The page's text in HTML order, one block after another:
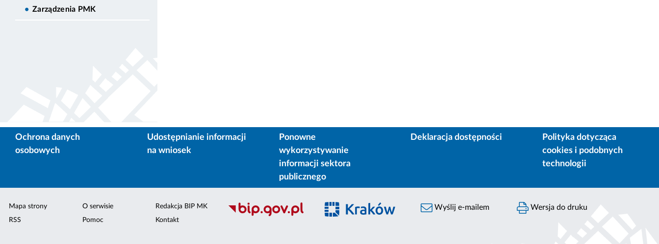
Zarządzenia PMK
Ochrona danych
osobowych
Udostępnianie informacji
na wniosek
Ponowne
wykorzystywanie
informacji sektora
publicznego
Deklaracja dostępności
Polityka dotycząca
cookies i podobnych
technologii
Mapa strony
RSS
O serwisie
Pomoc
Redakcja BIP MK
Kontakt
Wyślij e-mailem Wersja do druku